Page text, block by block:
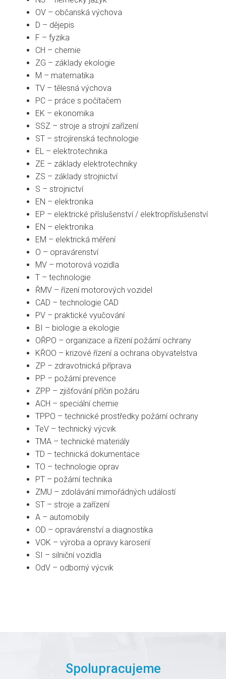
OV – občanská výchova
D – dějepis
F – fyzika
CH – chemie
ZG – základy ekologie
M – matematika
TV – tělesná výchova
PC – práce s počítačem
EK – ekonomika
SSZ – stroje a strojní zařízení
ST – strojírenská technologie
EL – elektrotechnika
ZE – základy elektrotechniky
ZS – základy strojnictví
S – strojnictví
EN – elektronika
EP – elektrické příslušenství / elektropříslušenství
EN – elektronika
EM – elektrická měření
O – opravárenství
MV – motorová vozidla
T – technologie
ŘMV – řízení motorových vozidel
CAD – technologie CAD
PV – praktické vyučování
BI – biologie a ekologie
OŘPO – organizace a řízení požární ochrany
KŘOO – krizové řízení a ochrana obyvatelstva
ZP – zdravotnická příprava
PP – požární prevence
ZPP – zjišťování příčin požáru
ACH – speciální chemie
TPPO – technické prostředky požární ochrany
TeV – technický výcvik
TMA – technické materiály
TD – technická dokumentace
TO – technologie oprav
PT – požární technika
ZMU – zdolávání mimořádných událostí
ST – stroje a zařízení
A – automobily
OD – opravárenství a diagnostika
VOK – výroba a opravy karoserií
SI – silniční vozidla
OdV – odborný výcvik
Spolupracujeme